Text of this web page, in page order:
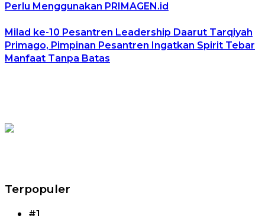
Perlu Menggunakan PRIMAGEN.id
Milad ke-10 Pesantren Leadership Daarut Tarqiyah
Primago, Pimpinan Pesantren Ingatkan Spirit Tebar
Manfaat Tanpa Batas
Terpopuler
#1